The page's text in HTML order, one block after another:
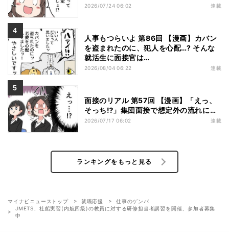
2026/07/24 06:02 連載
人事もつらいよ 第86回 【漫画】カバン
を盗まれたのに、犯人を心配…? そんな
就活生に面接官は…
2026/08/04 06:22 連載
面接のリアル 第57回 【漫画】「えっ、
そっち⁉」集団面接で想定外の流れに…
2026/07/17 06:02 連載
ランキングをもっと見る
マイナビニューストップ 就職応援
仕事のゲンバ
JMETS、社船実習(内航四級)の教員に対する研修担当者講習を開催、参加者募集
中